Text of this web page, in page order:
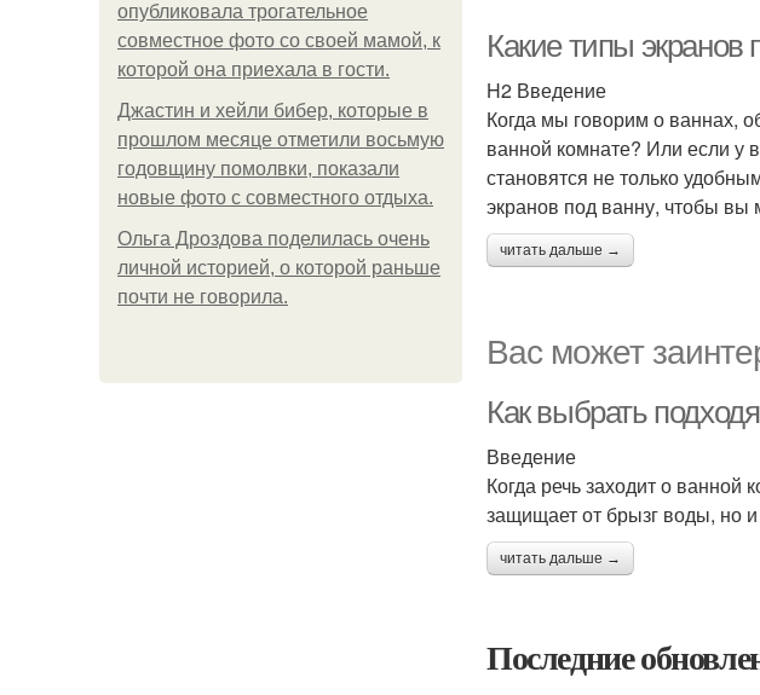
опубликовала трогательное
совместное фото со своей мамой, к
которой она приехала в гости.
Джастин и хейли бибер, которые в
прошлом месяце отметили восьмую
годовщину помолвки, показали
новые фото с совместного отдыха.
Ольга Дроздова поделилась очень
личной историей, о которой раньше
почти не говорила.
Какие типы экранов
H2 Введение
Когда мы говорим о ваннах,
ванной комнате? Или если у
становятся не только
экранов под ванну, чтобы вы
читать дальше →
Вас может
Как выбрать
Введение
Когда речь заходит о
защищает от брызг воды, но
читать дальше →
Последние